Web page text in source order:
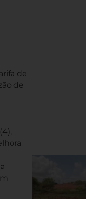
de
de